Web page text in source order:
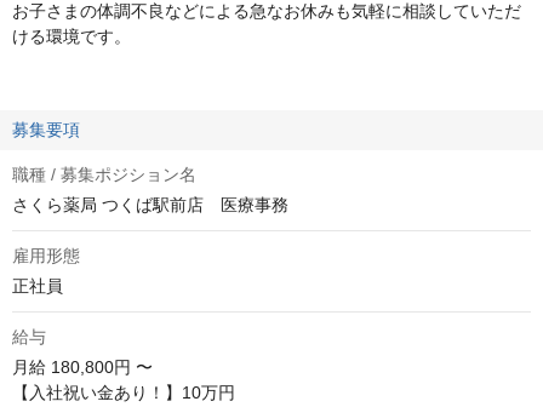
お子さまの体調不良などによる急なお休みも気軽に相談していただ
ける環境です。
募集要項
職種 / 募集ポジション名
さくら薬局 つくば駅前店 医療事務
雇用形態
正社員
給与
月給 180,800円 〜
【入社祝い金あり！】10万円